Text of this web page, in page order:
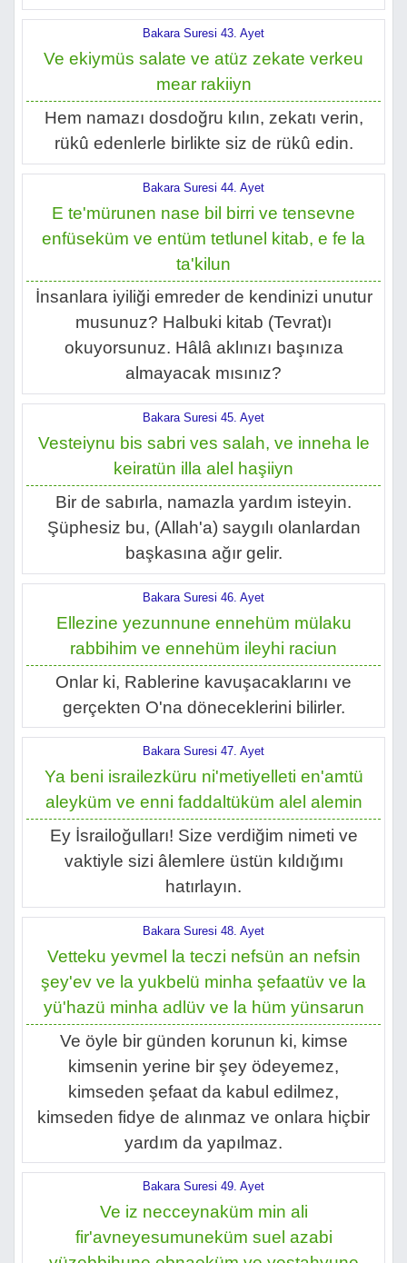
Bakara Suresi 43. Ayet
Ve ekiymüs salate ve atüz zekate verkeu
mear rakiiyn
Hem namazı dosdoğru kılın, zekatı verin,
rükû edenlerle birlikte siz de rükû edin.
Bakara Suresi 44. Ayet
E te'mürunen nase bil birri ve tensevne
enfüseküm ve entüm tetlunel kitab, e fe la
ta'kilun
İnsanlara iyiliği emreder de kendinizi unutur
musunuz? Halbuki kitab (Tevrat)ı
okuyorsunuz. Hâlâ aklınızı başınıza
almayacak mısınız?
Bakara Suresi 45. Ayet
Vesteiynu bis sabri ves salah, ve inneha le
keiratün illa alel haşiiyn
Bir de sabırla, namazla yardım isteyin.
Şüphesiz bu, (Allah'a) saygılı olanlardan
başkasına ağır gelir.
Bakara Suresi 46. Ayet
Ellezine yezunnune ennehüm mülaku
rabbihim ve ennehüm ileyhi raciun
Onlar ki, Rablerine kavuşacaklarını ve
gerçekten O'na döneceklerini bilirler.
Bakara Suresi 47. Ayet
Ya beni israilezküru ni'metiyelleti en'amtü
aleyküm ve enni faddaltüküm alel alemin
Ey İsrailoğulları! Size verdiğim nimeti ve
vaktiyle sizi âlemlere üstün kıldığımı
hatırlayın.
Bakara Suresi 48. Ayet
Vetteku yevmel la teczi nefsün an nefsin
şey'ev ve la yukbelü minha şefaatüv ve la
yü'hazü minha adlüv ve la hüm yünsarun
Ve öyle bir günden korunun ki, kimse
kimsenin yerine bir şey ödeyemez,
kimseden şefaat da kabul edilmez,
kimseden fidye de alınmaz ve onlara hiçbir
yardım da yapılmaz.
Bakara Suresi 49. Ayet
Ve iz necceynaküm min ali
fir'avneyesumuneküm suel azabi